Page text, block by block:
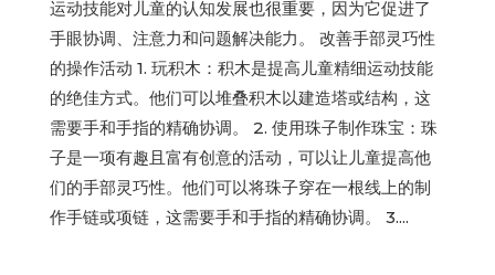
运动技能对儿童的认知发展也很重要，因为它促进了
手眼协调、注意力和问题解决能力。 改善手部灵巧性
的操作活动 1. 玩积木：积木是提高儿童精细运动技能
的绝佳方式。他们可以堆叠积木以建造塔或结构，这
需要手和手指的精确协调。 2. 使用珠子制作珠宝：珠
子是一项有趣且富有创意的活动，可以让儿童提高他
们的手部灵巧性。他们可以将珠子穿在一根线上的制
作手链或项链，这需要手和手指的精确协调。 3....